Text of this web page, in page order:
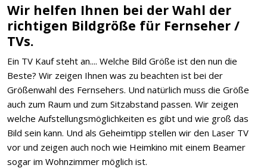
Wir helfen Ihnen bei der Wahl der
richtigen Bildgröße für Fernseher /
TVs.
Ein TV Kauf steht an.... Welche Bild Größe ist den nun die
Beste? Wir zeigen Ihnen was zu beachten ist bei der
Größenwahl des Fernsehers. Und natürlich muss die Größe
auch zum Raum und zum Sitzabstand passen. Wir zeigen
welche Aufstellungsmöglichkeiten es gibt und wie groß das
Bild sein kann. Und als Geheimtipp stellen wir den Laser TV
vor und zeigen auch noch wie Heimkino mit einem Beamer
sogar im Wohnzimmer möglich ist.